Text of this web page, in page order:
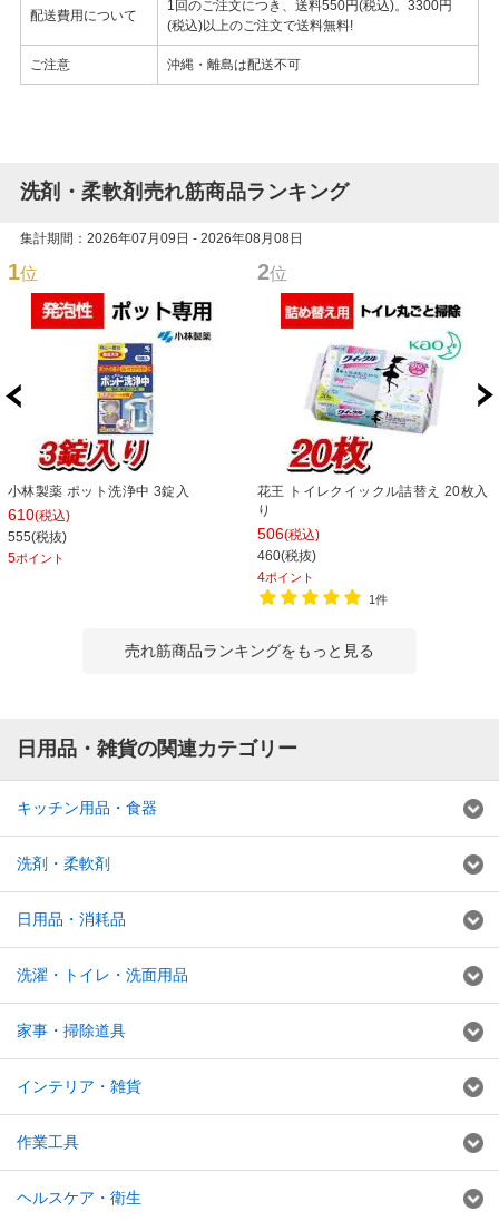
配送費用について
1回のご注文につき、送料550円(税込)。3300円
(税込)以上のご注文で送料無料!
ご注意 沖縄・離島は配送不可
洗剤・柔軟剤売れ筋商品ランキング
集計期間：2026年07月09日 - 2026年08月08日
1位
小林製薬 ポット洗浄中 3錠入
610(税込)
555(税抜)
5ポイント
2位
花王 トイレクイックル詰替え 20枚入
り
506(税込)
460(税抜)
4ポイント
1件
売れ筋商品ランキングをもっと見る
日用品・雑貨の関連カテゴリー
キッチン用品・食器
洗剤・柔軟剤
日用品・消耗品
洗濯・トイレ・洗面用品
家事・掃除道具
インテリア・雑貨
作業工具
ヘルスケア・衛生